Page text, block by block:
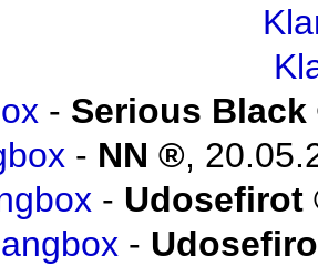
- Serious Black
- NN ,
- Udosefirot
-